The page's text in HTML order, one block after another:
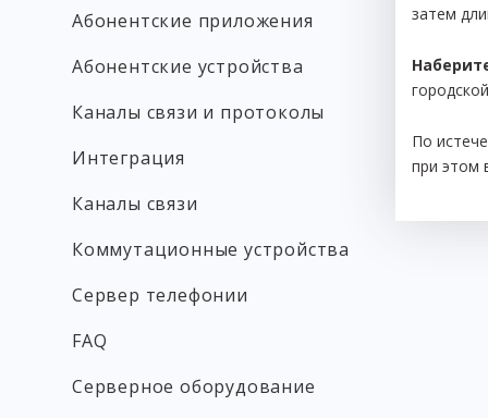
Абонентские приложения
Абонентские устройства
Каналы связи и протоколы
Интеграция
Каналы связи
Коммутационные устройства
Сервер телефонии
FAQ
Серверное оборудование
затем
По
при этом